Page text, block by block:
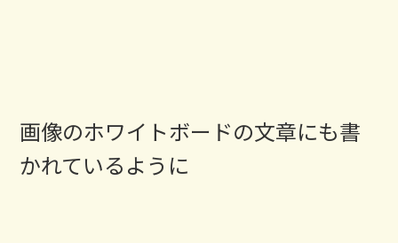
画像のホワイトボードの文章にも書
かれているように